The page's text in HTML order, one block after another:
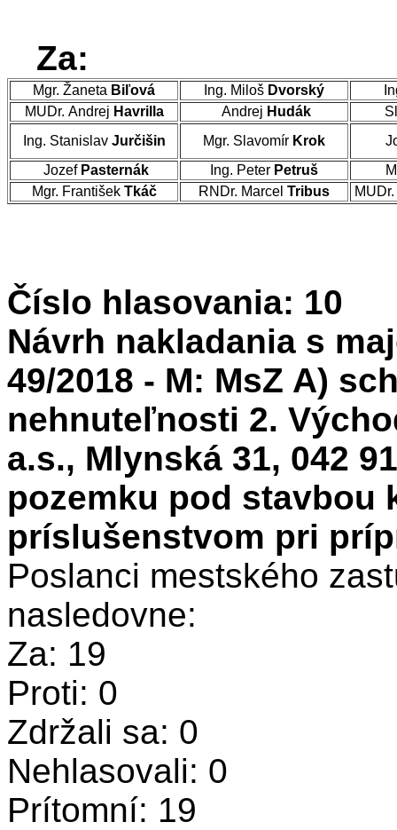
Za:
Mgr. Žaneta Biľová Ing. Miloš Dvorský
MUDr. Andrej Havrilla Andrej Hudák
Ing. Stanislav Jurčišin Mgr. Slavomír Krok
Jozef Pasternák Ing. Peter Petruš
Mgr. František Tkáč RNDr. Marcel Tribus
Číslo hlasovania: 10
Návrh nakladania s
49/2018 - M: MsZ A)
nehnuteľnosti 2.
a.s., Mlynská 31, 042
pozemku pod stavbou
príslušenstvom pri
Poslanci mestského
nasledovne:
Za: 19
Proti: 0
Zdržali sa: 0
Nehlasovali: 0
Prítomní: 19